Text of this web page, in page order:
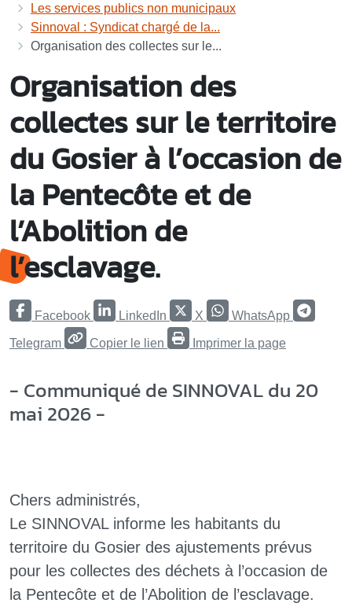
Les services publics non municipaux
Sinnoval : Syndicat chargé de la...
Organisation des collectes sur le...
Organisation des
collectes sur le territoire
du Gosier à l’occasion de
la Pentecôte et de
l’Abolition de
l’esclavage.
Facebook LinkedIn X WhatsApp
Telegram Copier le lien Imprimer la page
- Communiqué de SINNOVAL du 20
mai 2026 -
Chers administrés,
Le SINNOVAL informe les habitants du
territoire du Gosier des ajustements prévus
pour les collectes des déchets à l’occasion de
la Pentecôte et de l’Abolition de l’esclavage.